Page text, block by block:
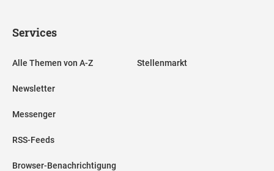
Services
Alle Themen von A-Z
Newsletter
Messenger
RSS-Feeds
Browser-Benachrichtigung
Stellenmarkt